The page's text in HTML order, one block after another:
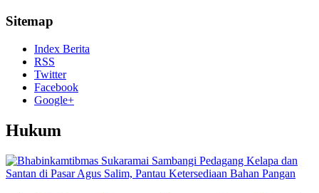
Sitemap
Index Berita
RSS
Twitter
Facebook
Google+
Hukum